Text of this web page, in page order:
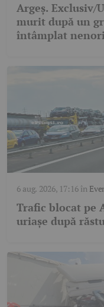
Argeș. Exclusiv/
murit după un
întâmplat
6 aug. 2026, 17:16în
Trafic blocat pe
uriașe după